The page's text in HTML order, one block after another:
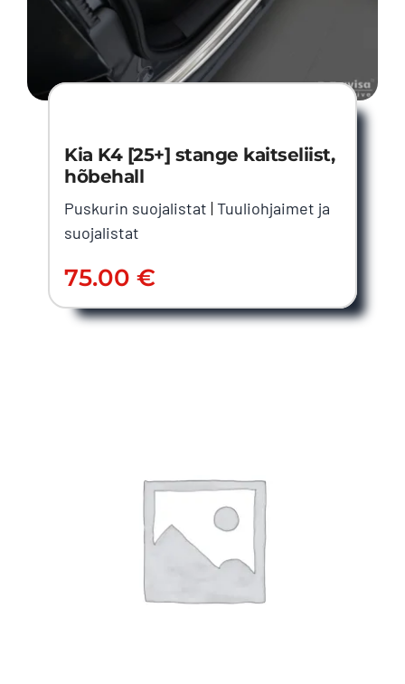
Kia K4 [25+] stange kaitseliist,
hõbehall
Puskurin suojalistat |Tuuliohjaimet ja
suojalistat
75.00€